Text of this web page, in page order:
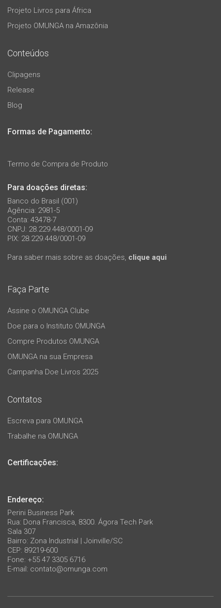
Projeto Livros para África
Projeto OMUNGA na Amazônia
Conteúdos
Clipagens
Release
Blog
Formas de Pagamento:
Termo de Compra de Produto
Para doações diretas:
Banco do Brasil (001)
Agência: 2981-5
Conta: 43478-7
CNPJ: 28.229.448/0001-09
PIX: 28.229.448/0001-09
Para saber mais sobre as doações, clique aqui
Faça Parte
Assine o OMUNGA Clube
Doe para o Instituto OMUNGA
Compre Produtos OMUNGA
OMUNGA na sua Empresa
Campanha Doe Livros 2025
Contatos
Escreva para OMUNGA
Trabalhe na OMUNGA
Certificações:
Endereço:
Perini Business Park
Rua: Dona Francisca, 8300. Ágora Tech Park
Sala 307
Bairro: Zona Industrial | Joinville/SC
CEP: 89219-600
Fone: +55 47 3305 6716
E-mail: contato@omunga.com